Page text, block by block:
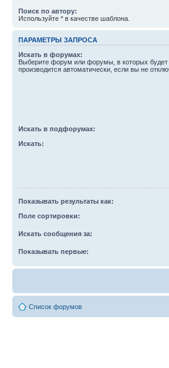
Поиск по автору:
Используйте * в качестве шаблона.
ПАРАМЕТРЫ ЗАПРОСА
Искать в форумах:
Выберите форум или форумы, в которых
производится автоматически, если вы не
Искать в подфорумах:
Искать:
Показывать результаты как:
Поле сортировки:
Искать сообщения за:
Показывать первые:
Список форумов